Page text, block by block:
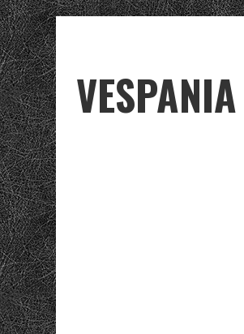
VESPANIA